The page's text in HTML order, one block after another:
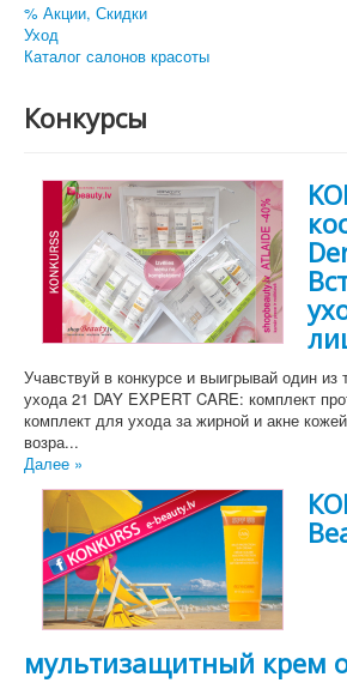
% Акции, Скидки
Уход
Каталог салонов красоты
Конкурсы
Учавствуй в конкурсе и выигрывай один из
ухода 21 DAY EXPERT CARE: комплект
комплект для ухода за жирной и акне
возра...
Далее »
мультизащитный крем